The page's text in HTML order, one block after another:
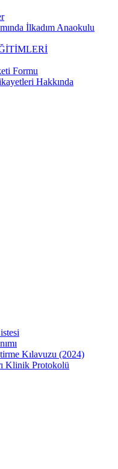
İlkadım Anaokulu
Formu
Hakkında
Kılavuzu (2024)
Klinik Protokolü